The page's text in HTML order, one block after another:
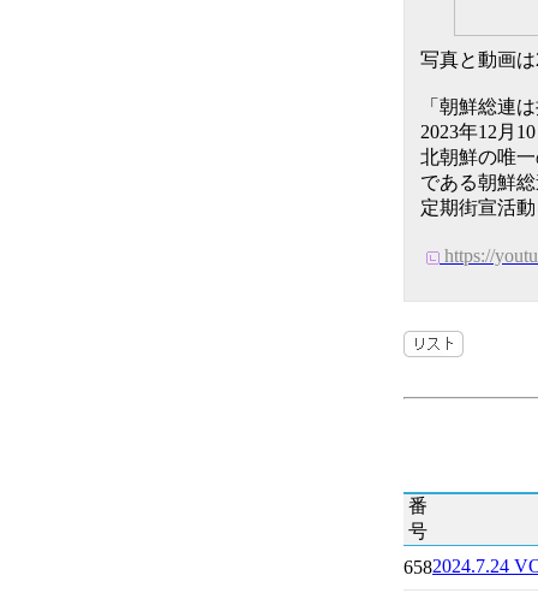
写真と動画
「朝鮮総連
2023年12月
北朝鮮の唯
である朝鮮
定期街宣活
https://
番
号
6582024.7.24